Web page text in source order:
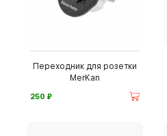
Переходник для розетки
MerKan
250 ⃏